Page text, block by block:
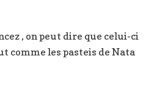
, on peut dire que celui-ci
comme les pasteis de Nata